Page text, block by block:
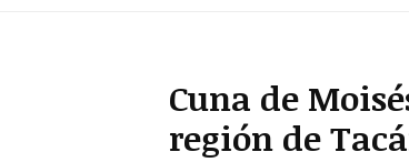
Cuna de
región de